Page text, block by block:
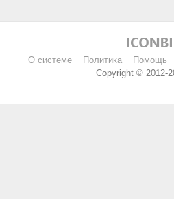
О системе Политика Помощь
Copyright © 2012-